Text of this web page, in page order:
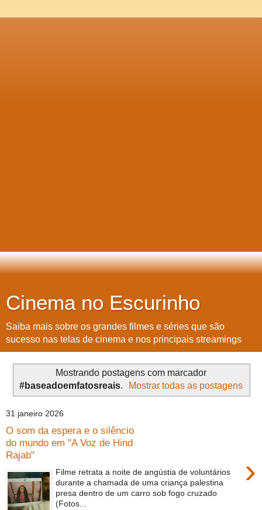
Cinema no Escurinho
Saiba mais sobre os grandes filmes e séries que são
sucesso nas telas de cinema e nos principais streamings
Mostrando postagens com marcador
#baseadoemfatosreais. Mostrar todas as postagens
31 janeiro 2026
O som da espera e o silêncio
do mundo em "A Voz de Hind
Rajab"
›
Filme retrata a noite de angústia de voluntários
durante a chamada de uma criança palestina
presa dentro de um carro sob fogo cruzado
(Fotos...